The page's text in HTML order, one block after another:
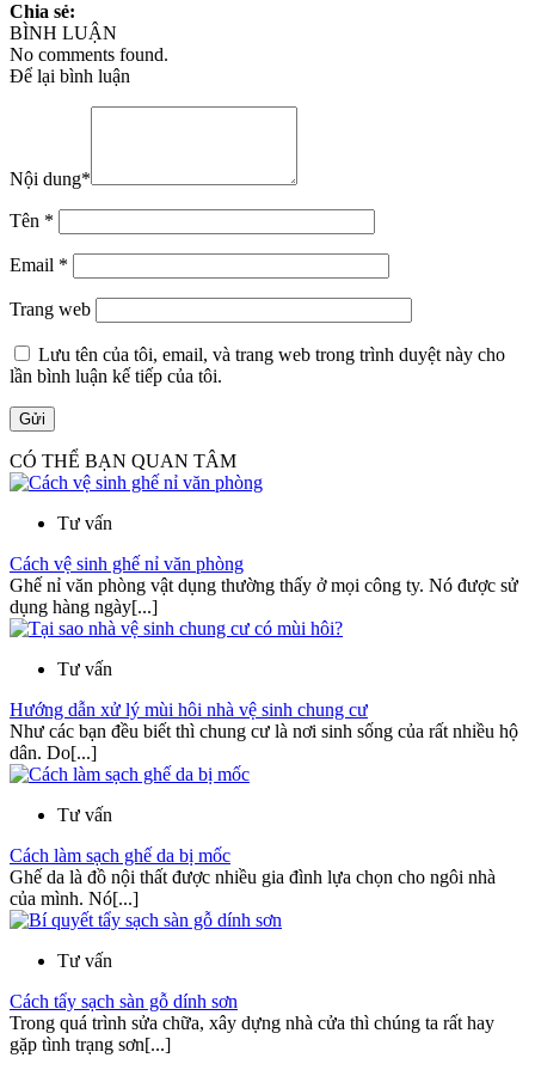
Chia sẻ:
BÌNH LUẬN
No comments found.
Để lại bình luận
Nội dung*
Tên *
Email *
Trang web
Lưu tên của tôi, email, và trang web trong trình duyệt này cho
lần bình luận kế tiếp của tôi.
CÓ THỂ BẠN QUAN TÂM
Tư vấn
Cách vệ sinh ghế nỉ văn phòng
Ghế nỉ văn phòng vật dụng thường thấy ở mọi công ty. Nó được sử
dụng hàng ngày[...]
Tư vấn
Hướng dẫn xử lý mùi hôi nhà vệ sinh chung cư
Như các bạn đều biết thì chung cư là nơi sinh sống của rất nhiều hộ
dân. Do[...]
Tư vấn
Cách làm sạch ghế da bị mốc
Ghế da là đồ nội thất được nhiều gia đình lựa chọn cho ngôi nhà
của mình. Nó[...]
Tư vấn
Cách tẩy sạch sàn gỗ dính sơn
Trong quá trình sửa chữa, xây dựng nhà cửa thì chúng ta rất hay
gặp tình trạng sơn[...]